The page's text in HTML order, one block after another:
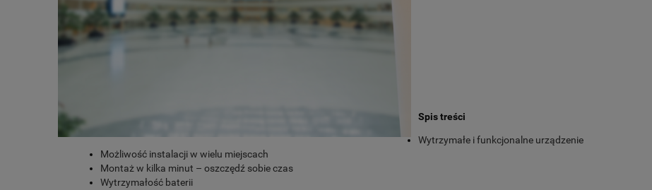
Spis treści
Wytrzymałe i funkcjonalne urządzenie
Możliwość instalacji w wielu miejscach
Montaż w kilka minut – oszczędź sobie czas
Wytrzymałość baterii